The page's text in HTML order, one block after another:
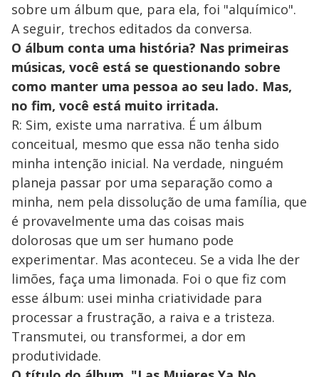
sobre um álbum que, para ela, foi "alquímico".
A seguir, trechos editados da conversa.
O álbum conta uma história? Nas primeiras
músicas, você está se questionando sobre
como manter uma pessoa ao seu lado. Mas,
no fim, você está muito irritada.
R: Sim, existe uma narrativa. É um álbum
conceitual, mesmo que essa não tenha sido
minha intenção inicial. Na verdade, ninguém
planeja passar por uma separação como a
minha, nem pela dissolução de uma família, que
é provavelmente uma das coisas mais
dolorosas que um ser humano pode
experimentar. Mas aconteceu. Se a vida lhe der
limões, faça uma limonada. Foi o que fiz com
esse álbum: usei minha criatividade para
processar a frustração, a raiva e a tristeza.
Transmutei, ou transformei, a dor em
produtividade.